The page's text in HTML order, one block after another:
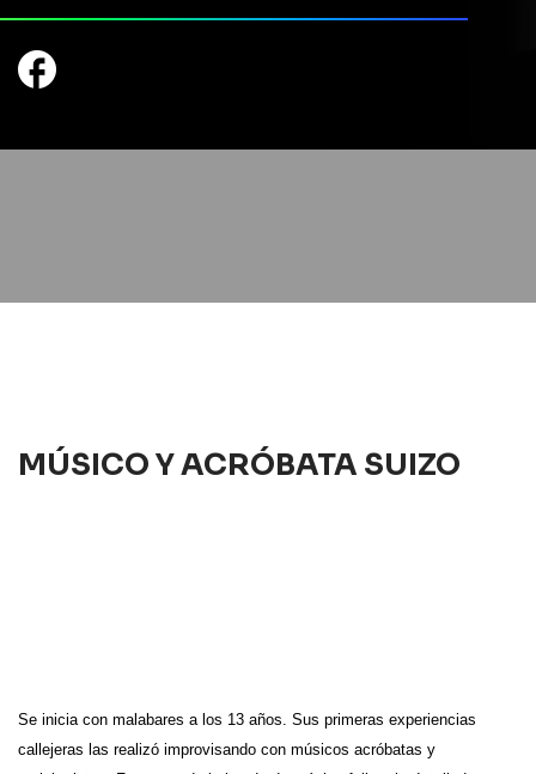
MÚSICO Y ACRÓBATA SUIZO
Se inicia con malabares a los 13 años. Sus primeras experiencias
callejeras las realizó improvisando con músicos acróbatas y